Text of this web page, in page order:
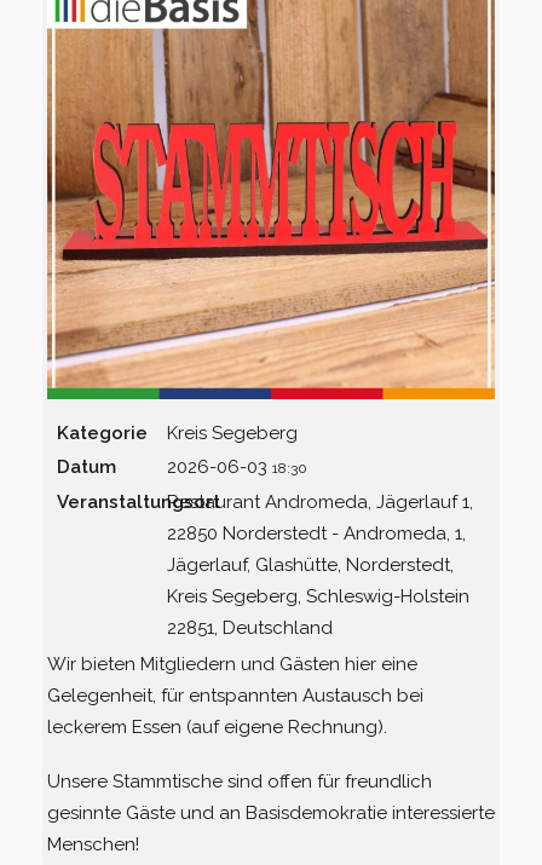
Kategorie
Kreis Segeberg
Datum
2026-06-03 18:30
VeranstaltungsortRestaurant Andromeda, Jägerlauf 1,
22850 Norderstedt - Andromeda, 1,
Jägerlauf, Glashütte, Norderstedt,
Kreis Segeberg, Schleswig-Holstein
22851, Deutschland
Wir bieten Mitgliedern und Gästen hier eine
Gelegenheit, für entspannten Austausch bei
leckerem Essen (auf eigene Rechnung).
Unsere Stammtische sind offen für freundlich
gesinnte Gäste und an Basisdemokratie interessierte
Menschen!
Kreisverband Ostholstein
Kreisverband Pinneberg
Kreisverband Plön
Kreisverband Schleswig-
Flensburg
Kreisverband Segeberg
Kreisverband Steinburg
Kreisverband Stormarn
Kreisverband Rendsburg-